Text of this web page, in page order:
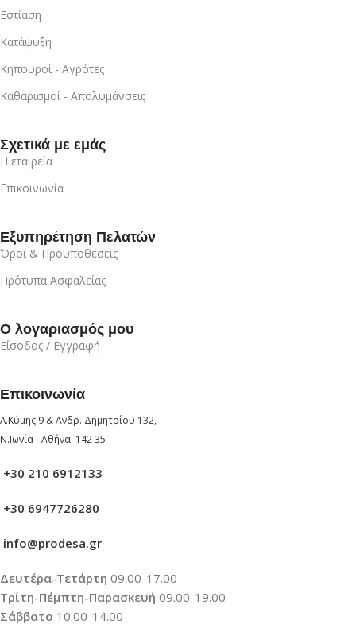
Εστίαση
Κατάψυξη
Κηπουροί - Αγρότες
Καθαρισμοί - Απολυμάνσεις
Σχετικά με εμάς
Η εταιρεία
Επικοινωνία
Εξυπηρέτηση Πελατών
Όροι & Προυποθέσεις
Πρότυπα Ασφαλείας
Ο λογαριασμός μου
Είσοδος / Εγγραφή
Επικοινωνία
Λ.Κύμης 9 & Ανδρ. Δημητρίου 132,
Ν.Ιωνία - Αθήνα, 142 35
+30 210 6912133
+30 6947726280
info@prodesa.gr
Δευτέρα-Τετάρτη 09.00-17.00
Τρίτη-Πέμπτη-Παρασκευή 09.00-19.00
Σάββατο 10.00-14.00